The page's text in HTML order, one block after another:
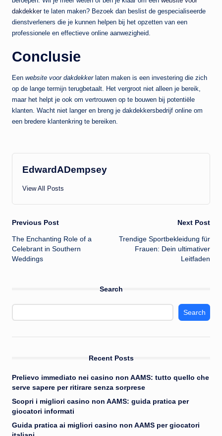
dakdekkerte laten maken? Bezoek dan beslist de gespecialiseerde
dienstverleners die je kunnen helpen bij het opzetten van een
professionele en effectieve online aanwezigheid.
Conclusie
Een website voor dakdekkerlaten maken is een investering die zich
op de lange termijn terugbetaalt. Het vergroot niet alleen je bereik,
maar het helpt je ook om vertrouwen op te bouwen bij potentiële
klanten. Wacht niet langer en breng je dakdekkersbedrijf online om
een bredere klantenkring te bereiken.
EdwardADempsey
View All Posts
Post
navigation
Previous Post
The Enchanting Role of a
Celebrant in Southern
Weddings
Next Post
Trendige Sportbekleidung für
Frauen: Dein ultimativer
Leitfaden
Search
Search
Recent Posts
Prelievo immediato nei casino non AAMS: tutto quello che
serve sapere per ritirare senza sorprese
Scopri i migliori casino non AAMS: guida pratica per
giocatori informati
Guida pratica ai migliori casino non AAMS per giocatori